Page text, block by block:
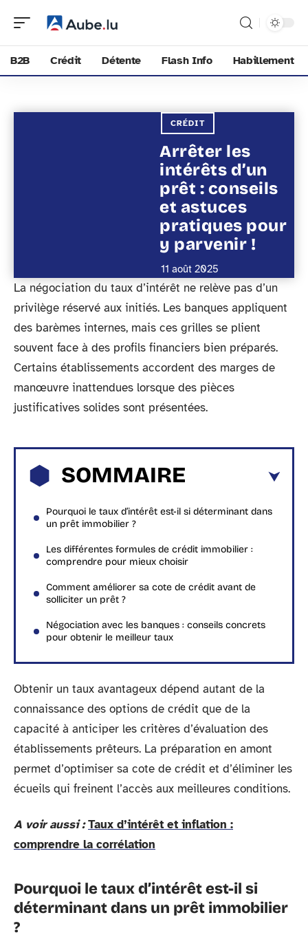
B2B Crédit Détente Flash Info Habillement
CRÉDIT
Arrêter les
intérêts d’un
prêt : conseils
et astuces
pratiques pour
y parvenir !
11 août 2025
La négociation du taux d’intérêt ne relève pas d’un
privilège réservé aux initiés. Les banques appliquent
des barèmes internes, mais ces grilles se plient
souvent face à des profils financiers bien préparés.
Certains établissements accordent des marges de
manœuvre inattendues lorsque des pièces
justificatives solides sont présentées.
SOMMAIRE
Pourquoi le taux d’intérêt est-il si déterminant dans
un prêt immobilier ?
Les différentes formules de crédit immobilier :
comprendre pour mieux choisir
Comment améliorer sa cote de crédit avant de
solliciter un prêt ?
Négociation avec les banques : conseils concrets
pour obtenir le meilleur taux
Obtenir un taux avantageux dépend autant de la
connaissance des options de crédit que de la
capacité à anticiper les critères d’évaluation des
établissements prêteurs. La préparation en amont
permet d’optimiser sa cote de crédit et d’éliminer les
écueils qui freinent l’accès aux meilleures conditions.
A voir aussi : Taux d’intérêt et inflation :
comprendre la corrélation
Pourquoi le taux d’intérêt est-il si
déterminant dans un prêt immobilier
?